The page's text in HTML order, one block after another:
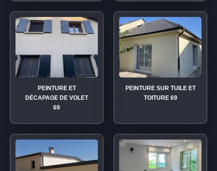
PEINTURE ET
DÉCAPAGE DE VOLET
69
PEINTURE SUR TUILE ET
TOITURE 69